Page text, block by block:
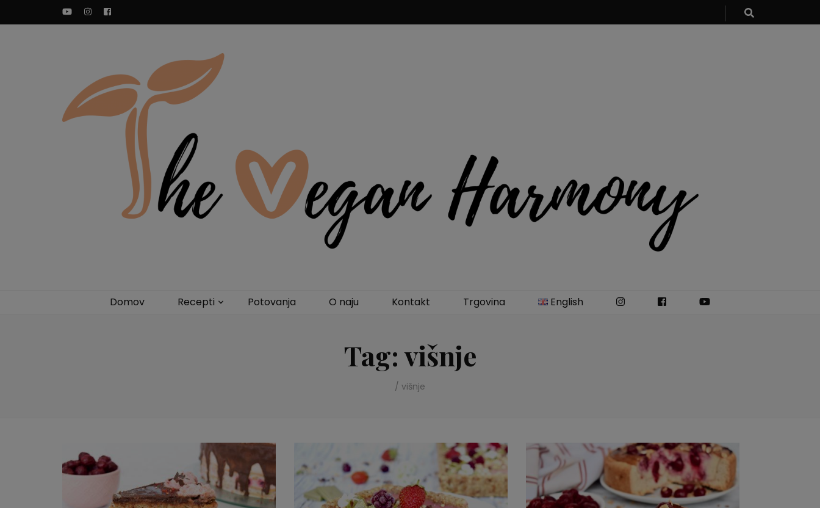
YouTubeInstagramFacebook
Domov Recepti Potovanja O naju Kontakt Trgovina English InstagramFacebookYouTube
Tag:višnje
/ višnje